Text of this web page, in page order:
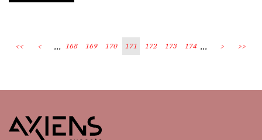
<< < ... 168 169 170 171 172 173 174 ... > >>